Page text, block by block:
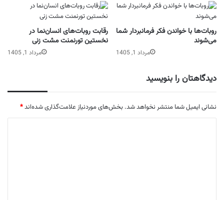
رقابت روبات‌های انسان‌نما در
نخستین تورنمنت مشت زنی
مرداد 1, 1405
روبات‌ها با خواندن فکر فرمانبردار شما
می‌شوند
مرداد 1, 1405
دیدگاهتان را بنویسید
نشانی ایمیل شما منتشر نخواهد شد. بخش‌های موردنیاز علامت‌گذاری شده‌اند*